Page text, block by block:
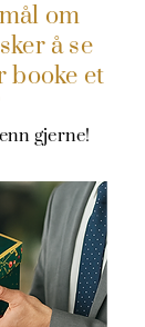
om
å se
booke et
gjerne!